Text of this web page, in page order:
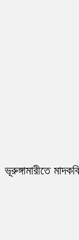
ভূরুঙ্গামারীতে